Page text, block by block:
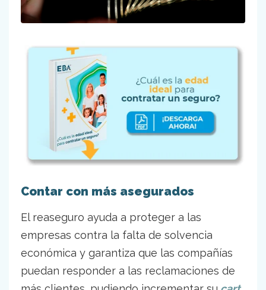
Contar con más asegurados
El reaseguro ayuda a proteger a las
empresas contra la falta de solvencia
económica y garantiza que las compañías
puedan responder a las reclamaciones de